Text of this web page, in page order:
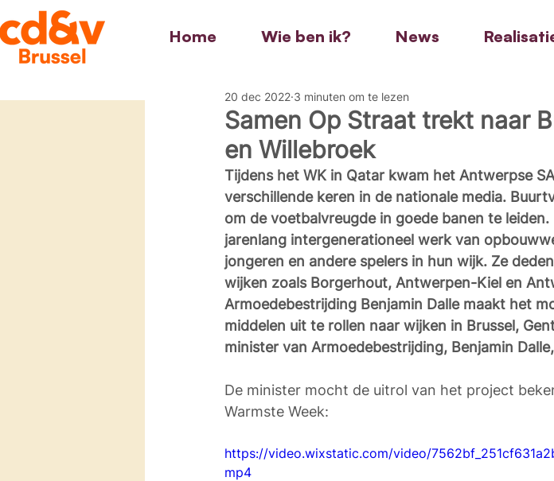
Home Wie ben ik? News
Samen Op Straat trekt naar
en Willebroek
20 dec 2022 3 minuten om te lezen
Tijdens het WK in Qatar kwam het Antwerpse
verschillende keren in de nationale media.
om de voetbalvreugde in goede banen te
jarenlang intergenerationeel werk van
jongeren en andere spelers in hun wijk. Ze
wijken zoals Borgerhout, Antwerpen-Kiel en
Armoedebestrijding Benjamin Dalle maakt het
middelen uit te rollen naar wijken in Brussel,
minister van Armoedebestrijding, Benjamin
De minister mocht de uitrol van het project
Warmste Week:
https://video.wixstatic.com/video/
mp4